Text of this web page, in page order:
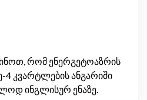
რომ ენერგეტოაზრის
4 კვარტლების ანგარიში
ინგლისურ ენაზე.